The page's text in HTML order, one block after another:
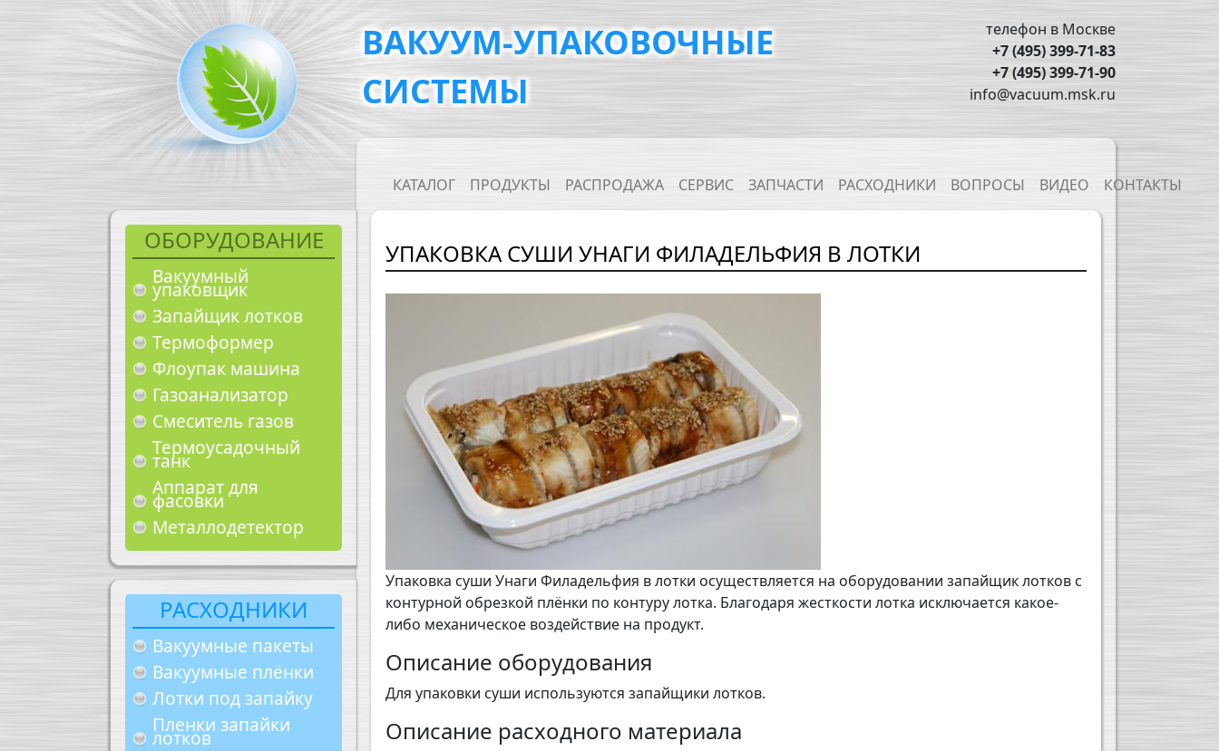
Перейти к основному содержанию
ВАКУУМ-УПАКОВОЧНЫЕ
СИСТЕМЫ
телефон в Москве
+7 (495) 399-71-83
+7 (495) 399-71-90
info@vacuum.msk.ru
ОБОРУДОВАНИЕ
Вакуумный
упаковщик
Запайщик лотков
Термоформер
Флоупак машина
Газоанализатор
Смеситель газов
Термоусадочный
танк
Аппарат для
фасовки
Металлодетектор
РАСХОДНИКИ
Вакуумные пакеты
Вакуумные плёнки
Лотки под запайку
Пленки запайки
лотков
Main navigation
КАТАЛОГ ПРОДУКТЫ РАСПРОДАЖА СЕРВИС ЗАПЧАСТИ РАСХОДНИКИ ВОПРОСЫ ВИДЕО КОНТАКТЫ
УПАКОВКА СУШИ УНАГИ ФИЛАДЕЛЬФИЯ В ЛОТКИ
Упаковка суши Унаги Филадельфия в лотки осуществляется на оборудовании запайщик лотков с
контурной обрезкой плёнки по контуру лотка. Благодаря жесткости лотка исключается какое-
либо механическое воздействие на продукт.
Описание оборудования
Для упаковки суши используются запайщики лотков.
Описание расходного материала